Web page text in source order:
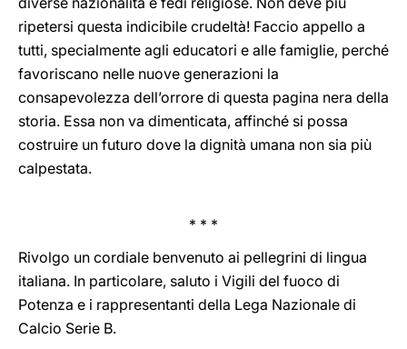
ripetersi questa indicibile crudeltà! Faccio appello a
tutti, specialmente agli educatori e alle famiglie, perché
favoriscano nelle nuove generazioni la
consapevolezza dell’orrore di questa pagina nera della
storia. Essa non va dimenticata, affinché si possa
costruire un futuro dove la dignità umana non sia più
calpestata.
* * *
Rivolgo un cordiale benvenuto ai pellegrini di lingua
italiana. In particolare, saluto i Vigili del fuoco di
Potenza e i rappresentanti della Lega Nazionale di
Calcio Serie B.